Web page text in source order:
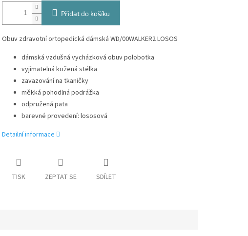
Přidat do košíku
Obuv zdravotní ortopedická dámská WD/00WALKER2 LOSOS
dámská vzdušná vycházková obuv polobotka
vyjímatelná kožená stélka
zavazování na tkaničky
měkká pohodlná podrážka
odpružená pata
barevné provedení: lososová
Detailní informace
TISK ZEPTAT SE SDÍLET